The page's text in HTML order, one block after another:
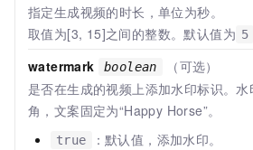
指定生成视频的时长，单位为秒。
取值为[3, 15]之间的整数。默认值为 5
watermark
boolean
（可选）
是否在生成的视频上添加水印标识。
角，文案固定为“Happy Horse”。
true ：默认值，添加水印。